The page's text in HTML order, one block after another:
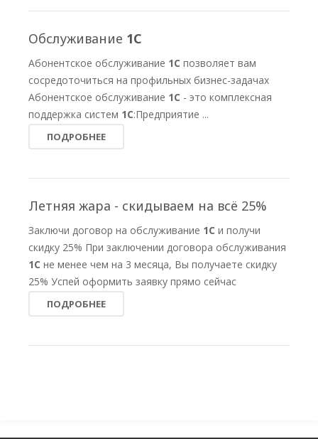
Обслуживание 1С
Абонентское обслуживание 1С позволяет вам
сосредоточиться на профильных бизнес-задачах
Абонентское обслуживание 1С - это комплексная
поддержка систем 1С:Предприятие ...
ПОДРОБНЕЕ
Летняя жара - скидываем на всё 25%
Заключи договор на обслуживание 1С и получи
скидку 25% При заключении договора обслуживания
1С не менее чем на 3 месяца, Вы получаете скидку
25% Успей оформить заявку прямо сейчас
ПОДРОБНЕЕ